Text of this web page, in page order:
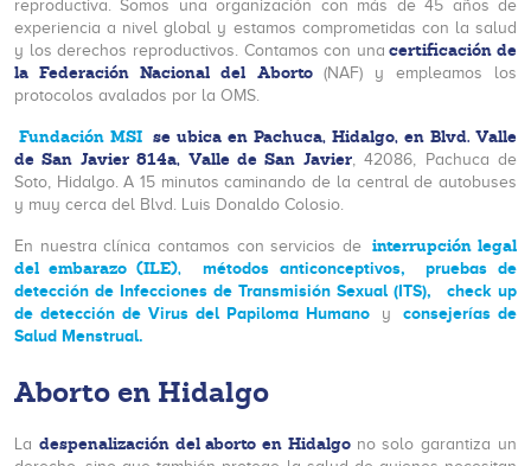
reproductiva. Somos una organización con más de 45 años de
experiencia a nivel global y estamos comprometidas con la salud
y los derechos reproductivos. Contamos con una certificación de
la Federación Nacional del Aborto (NAF) y empleamos los
protocolos avalados por la OMS.
Fundación MSI se ubica en Pachuca, Hidalgo, en Blvd. Valle
de San Javier 814a, Valle de San Javier, 42086, Pachuca de
Soto, Hidalgo. A 15 minutos caminando de la central de autobuses
y muy cerca del Blvd. Luis Donaldo Colosio.
En nuestra clínica contamos con servicios de
interrupción legal
del embarazo (ILE),
métodos anticonceptivos,
pruebas de
detección de Infecciones de Transmisión Sexual (ITS),
check up
de detección de Virus del Papiloma Humano
y
consejerías de
Salud Menstrual.
Aborto en Hidalgo
La despenalización del aborto en Hidalgo no solo garantiza un